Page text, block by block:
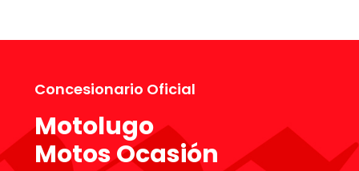
Concesionario Oficial
Motolugo
Motos Ocasión